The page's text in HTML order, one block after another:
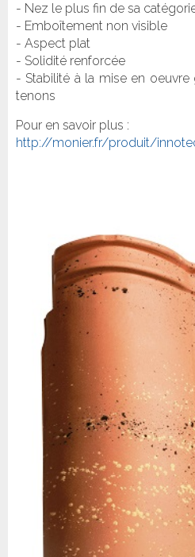
- Nez le plus fin de sa
- Emboîtement non visible
- Aspect plat
- Solidité renforcée
- Stabilité à la mise en
tenons
Pour en savoir plus :
http://monier.fr/produit/